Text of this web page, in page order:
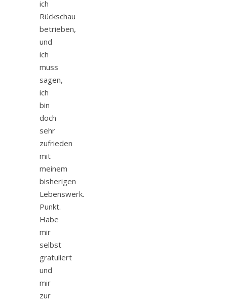
ich
Rückschau
betrieben,
und
ich
muss
sagen,
ich
bin
doch
sehr
zufrieden
mit
meinem
bisherigen
Lebenswerk.
Punkt.
Habe
mir
selbst
gratuliert
und
mir
zur